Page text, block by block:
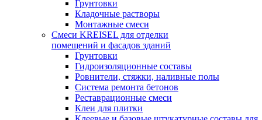
Грунтовки
Кладочные растворы
Монтажные смеси
Смеси KREISEL для отделки
помещений и фасадов зданий
Грунтовки
Гидроизоляционные составы
Ровнители, стяжки, наливные полы
Cистема ремонта бетонов
Реставрационные смеси
Клеи для плитки